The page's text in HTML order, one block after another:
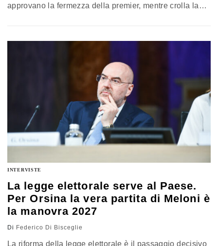
approvano la fermezza della premier, mentre crolla la
INTERVISTE
La legge elettorale serve al Paese.
Per Orsina la vera partita di Meloni è
la manovra 2027
Di Federico Di Bisceglie
La riforma della legge elettorale è il passaggio decisivo